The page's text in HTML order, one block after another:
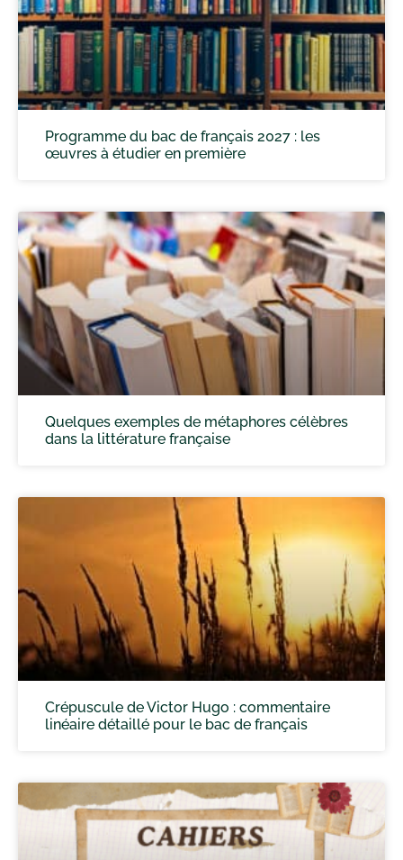
Programme du bac de français 2027 : les
œuvres à étudier en première
Quelques exemples de métaphores célèbres
dans la littérature française
Crépuscule de Victor Hugo : commentaire
linéaire détaillé pour le bac de français